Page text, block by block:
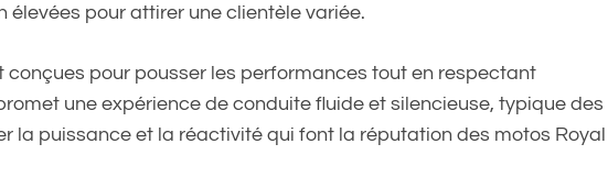
élevées pour attirer une clientèle variée.
pour pousser les performances tout en respectant
une expérience de conduite fluide et silencieuse, typique des
la puissance et la réactivité qui font la réputation des motos Royal